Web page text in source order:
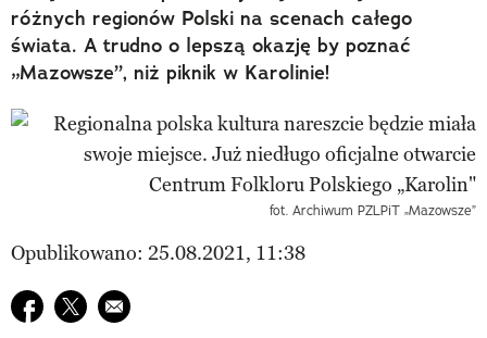
różnych regionów Polski na scenach całego
świata. A trudno o lepszą okazję by poznać
„Mazowsze”, niż piknik w Karolinie!
fot. Archiwum PZLPiT „Mazowsze”
Opublikowano: 25.08.2021, 11:38
Udostępnij na facebook
Udostępnij na twitter
E-mail do przyjaciela